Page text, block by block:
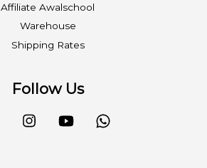
Affiliate Awalschool
Warehouse
Shipping Rates
Follow Us
FacebookInstagramYouTube